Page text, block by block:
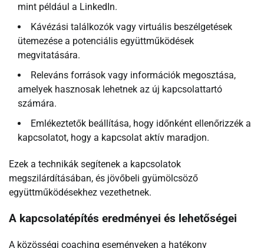
mint például a LinkedIn.
Kávézási találkozók vagy virtuális beszélgetések
ütemezése a potenciális együttműködések
megvitatására.
Releváns források vagy információk megosztása,
amelyek hasznosak lehetnek az új kapcsolattartó
számára.
Emlékeztetők beállítása, hogy időnként ellenőrizzék a
kapcsolatot, hogy a kapcsolat aktív maradjon.
Ezek a technikák segítenek a kapcsolatok
megszilárdításában, és jövőbeli gyümölcsöző
együttműködésekhez vezethetnek.
A kapcsolatépítés eredményei és lehetőségei
A közösségi coaching eseményeken a hatékony